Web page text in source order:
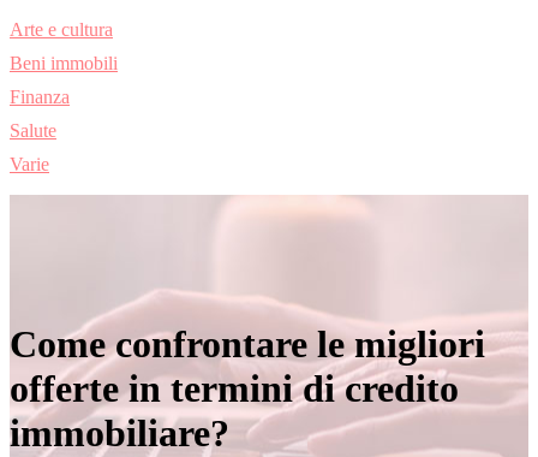
Arte e cultura
Beni immobili
Finanza
Salute
Varie
Come confrontare le migliori
offerte in termini di credito
immobiliare?